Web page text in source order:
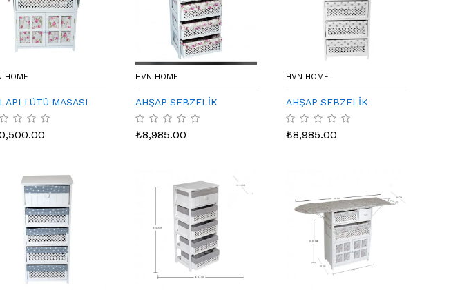
HOME
ÜTÜ MASASI
HVN HOME
AHŞAP SEBZELİK
₺8,985.00
HVN HOME
AHŞAP SEBZELİK
₺8,985.00